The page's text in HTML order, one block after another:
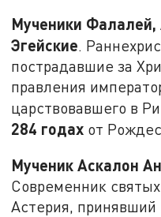
Мученики Фалалей,
Эгейские .
пострадавшие за
правления
царствовавшего в
284 годах от
Мученик Аскалон
Современник
Астерия,